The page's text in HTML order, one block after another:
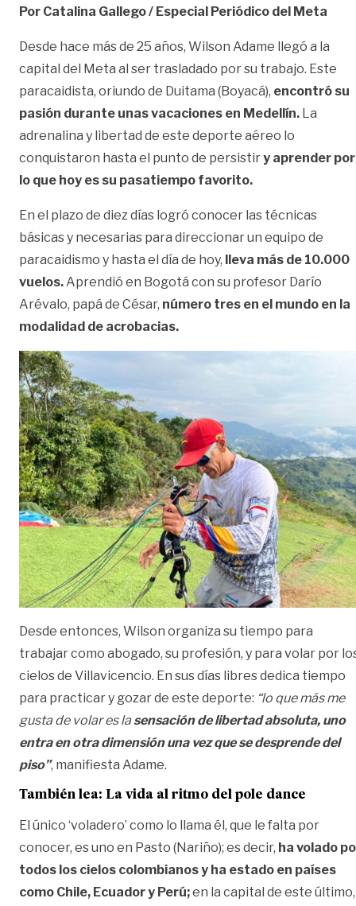
Por Catalina Gallego / Especial Periódico del Meta
Desde hace más de 25 años, Wilson Adame llegó a la
capital del Meta al ser trasladado por su trabajo. Este
paracaidista, oriundo de Duitama (Boyacá), encontró su
pasión durante unas vacaciones en Medellín. La
adrenalina y libertad de este deporte aéreo lo
conquistaron hasta el punto de persistiry aprender por
lo que hoy es su pasatiempo favorito.
En el plazo de diez días logró conocer las técnicas
básicas y necesarias para direccionar un equipo de
paracaidismo y hasta el día de hoy, lleva más de 10.000
vuelos.Aprendió en Bogotá con su profesor Darío
Arévalo, papá de César, número tres en el mundo en la
modalidad de acrobacias.
Desde entonces, Wilson organiza su tiempo para
trabajar como abogado, su profesión, y para volar por
cielos de Villavicencio. En sus días libres dedica tiempo
para practicar y gozar de este deporte: “lo que más me
gusta de volar es lasensación de libertad absoluta, uno
entra en otra dimensión una vez que se desprende del
piso”, manifiesta Adame.
También lea: La vida al ritmo del pole dance
El único ‘voladero’ como lo llama él, que le falta por
conocer, es uno en Pasto (Nariño); es decir, ha volado
todos los cielos colombianos y ha estado en países
como Chile, Ecuador y Perú;en la capital de este último,